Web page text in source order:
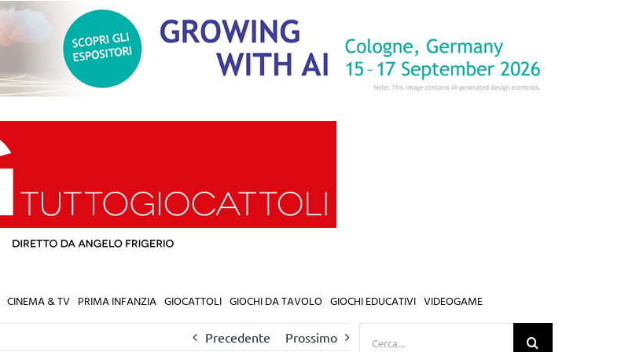
CINEMA & TV PRIMA INFANZIA GIOCATTOLI GIOCHI DA TAVOLO GIOCHI EDUCATIVI VIDEOGAME
Precedente Prossimo